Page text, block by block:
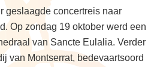
geslaagde concertreis naar
Op zondag 19 oktober werd een
van Sancte Eulalia. Verder
van Montserrat, bedevaartsoord